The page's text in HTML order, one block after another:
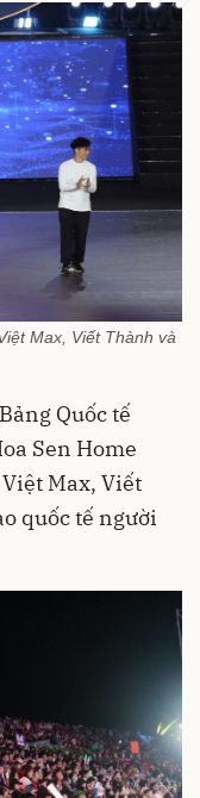
Max, Viết Thành và
Quốc tế
Sen Home
Max, Viết
quốc tế người